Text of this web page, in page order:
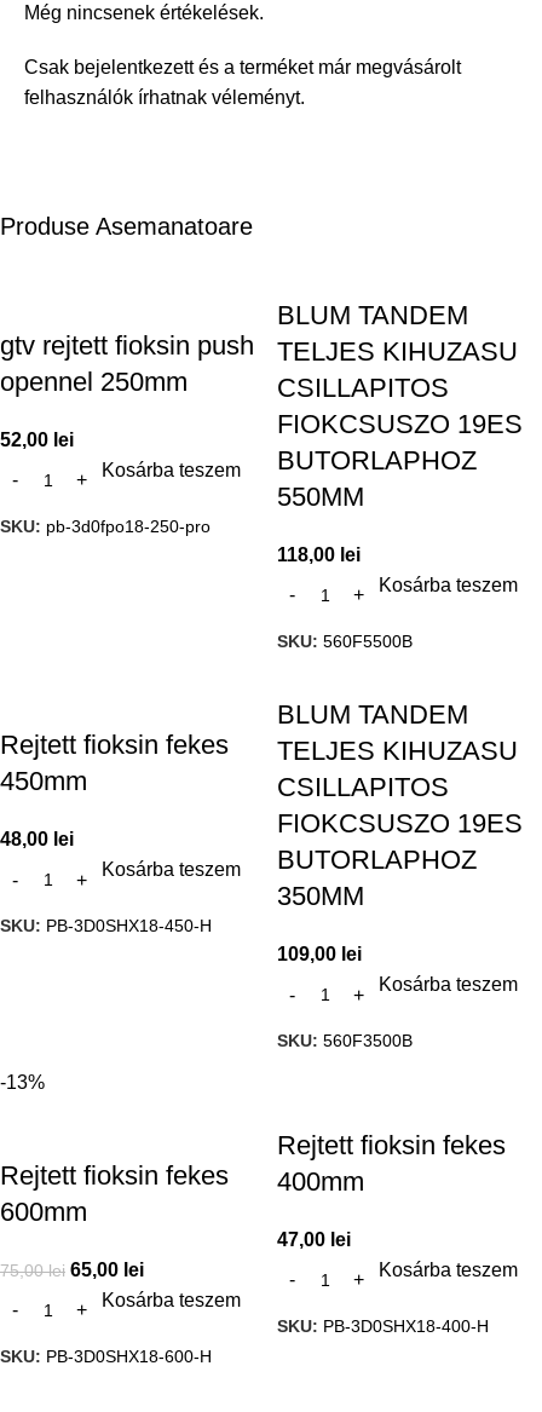
Még nincsenek értékelések.
Csak bejelentkezett és a terméket már megvásárolt
felhasználók írhatnak véleményt.
Produse Asemanatoare
gtv rejtett fioksin push
opennel 250mm
52,00 lei
Kosárba teszem
SKU: pb-3d0fpo18-250-pro
BLUM TANDEM
TELJES KIHUZASU
CSILLAPITOS
FIOKCSUSZO 19ES
BUTORLAPHOZ
550MM
118,00 lei
Kosárba teszem
SKU: 560F5500B
Rejtett fioksin fekes
450mm
48,00 lei
Kosárba teszem
SKU: PB-3D0SHX18-450-H
BLUM TANDEM
TELJES KIHUZASU
CSILLAPITOS
FIOKCSUSZO 19ES
BUTORLAPHOZ
350MM
109,00 lei
Kosárba teszem
SKU: 560F3500B
-13%
Rejtett fioksin fekes
600mm
75,00lei 65,00 lei
Kosárba teszem
SKU: PB-3D0SHX18-600-H
Rejtett fioksin fekes
400mm
47,00 lei
Kosárba teszem
SKU: PB-3D0SHX18-400-H